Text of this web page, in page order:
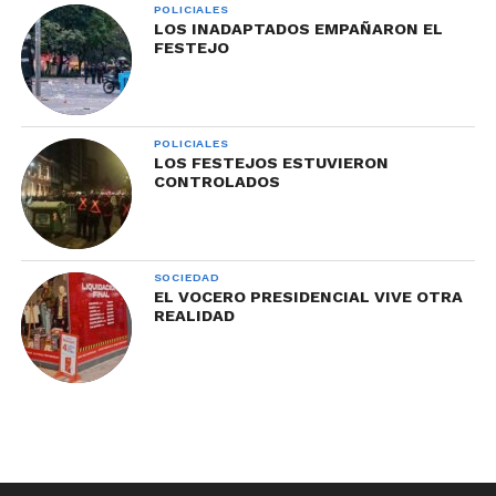
POLICIALES
LOS INADAPTADOS EMPAÑARON EL
FESTEJO
POLICIALES
LOS FESTEJOS ESTUVIERON
CONTROLADOS
SOCIEDAD
EL VOCERO PRESIDENCIAL VIVE OTRA
REALIDAD